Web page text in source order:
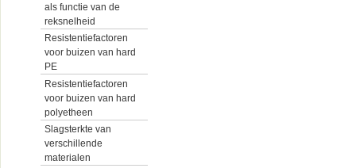
als functie van de
reksnelheid
Resistentiefactoren
voor buizen van hard
PE
Resistentiefactoren
voor buizen van hard
polyetheen
Slagsterkte van
verschillende
materialen